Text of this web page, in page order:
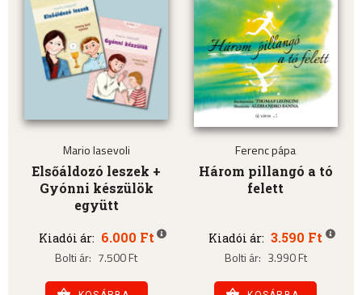
Mario Iasevoli
Elsőáldozó leszek +
Gyónni készülök
együtt
Kiadói ár: 6.000 Ft
Bolti ár: 7.500 Ft
Ferenc pápa
Három pillangó a tó
felett
Kiadói ár: 3.590 Ft
Bolti ár: 3.990 Ft